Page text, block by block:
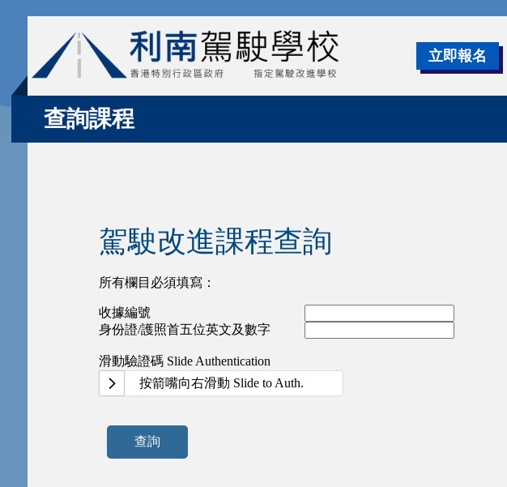
立即報名
查詢課程
駕駛改進課程查詢
所有欄目必須填寫：
收據編號
身份證/護照首五位英文及數字
滑動驗證碼 Slide Authentication
按箭嘴向右滑動 Slide to Auth.
查詢